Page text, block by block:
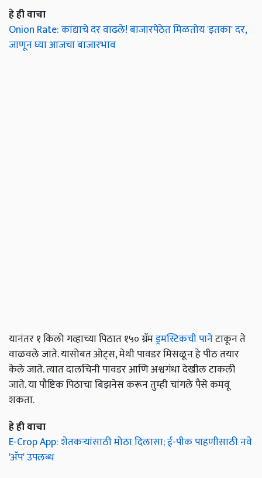
हे ही वाचा
Onion Rate: कांद्याचे दर वाढले! बाजारपेठेत मिळतोय 'इतका' दर,
जाणून घ्या आजचा बाजारभाव
यानंतर १ किलो गव्हाच्या पिठात १५० ग्रॅमड्रमस्टिकची पानेटाकून ते
वाळवले जाते. यासोबत ओट्स, मेथी पावडर मिसळून हे पीठ तयार
केले जाते. त्यात दालचिनी पावडर आणि अश्वगंधा देखील टाकली
जाते. या पौष्टिक पिठाचा बिझनेस करून तुम्ही चांगले पैसे कमवू
शकता.
हे ही वाचा
E-Crop App: शेतकऱ्यांसाठी मोठा दिलासा; ई-पीक पाहणीसाठी नवे
'अ‍ॅप' उपलब्ध